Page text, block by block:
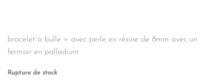
bracelet à bulle » avec perle en résine de 8mm avec un
fermoir en palladium
Rupture de stock